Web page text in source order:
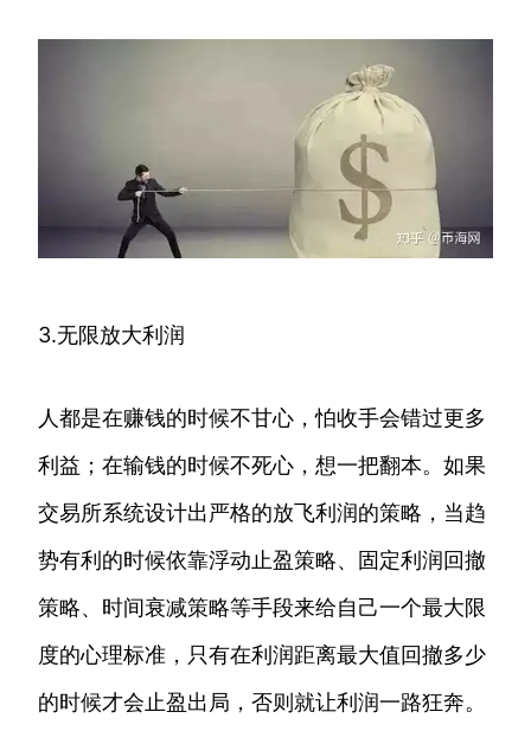
3.无限放大利润
人都是在赚钱的时候不甘心，怕收手会错过更多
利益；在输钱的时候不死心，想一把翻本。如果
交易所系统设计出严格的放飞利润的策略，当趋
势有利的时候依靠浮动止盈策略、固定利润回撤
策略、时间衰减策略等手段来给自己一个最大限
度的心理标准，只有在利润距离最大值回撤多少
的时候才会止盈出局，否则就让利润一路狂奔。